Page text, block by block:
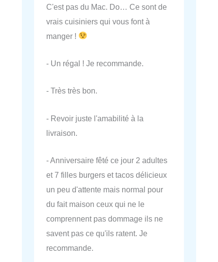
C'est pas du Mac. Do… Ce sont de
vrais cuisiniers qui vous font à
manger !
- Un régal ! Je recommande.
- Très très bon.
- Revoir juste l'amabilité à la
livraison.
- Anniversaire fêté ce jour 2 adultes
et 7 filles burgers et tacos délicieux
un peu d'attente mais normal pour
du fait maison ceux qui ne le
comprennent pas dommage ils ne
savent pas ce qu'ils ratent. Je
recommande.